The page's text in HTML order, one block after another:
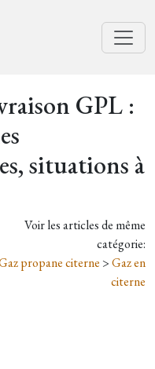
GPL :
situations à
Voir les articles de même
catégorie:
propane citerne >Gaz en
citerne